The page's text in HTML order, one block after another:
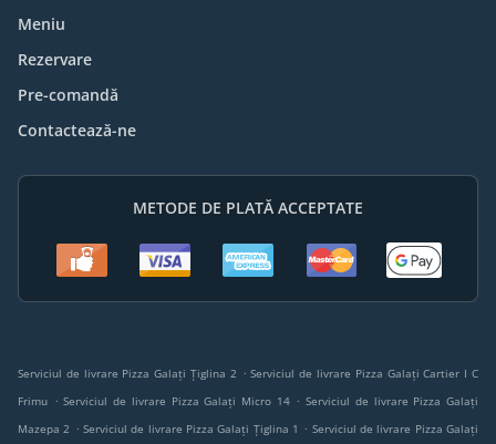
Meniu
Rezervare
Pre-comandă
Contactează-ne
METODE DE PLATĂ ACCEPTATE
Serviciul de livrare Pizza Galați Țiglina 2 . Serviciul de livrare Pizza Galați Cartier I C
Frimu . Serviciul de livrare Pizza Galați Micro 14 . Serviciul de livrare Pizza Galați
Mazepa 2 . Serviciul de livrare Pizza Galați Țiglina 1 . Serviciul de livrare Pizza Galați